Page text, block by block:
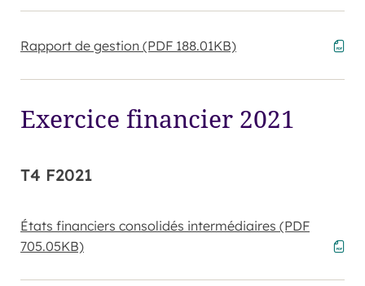
Rapport de gestion (PDF 188.01KB)
Exercice financier 2021
T4 F2021
États financiers consolidés intermédiaires (PDF
705.05KB)